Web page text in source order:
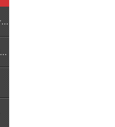
考务组织服务 / Examination Organization
考试技术服务 / Technical Services